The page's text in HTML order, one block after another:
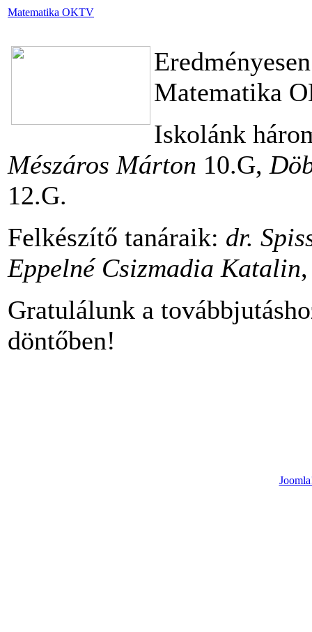
Matematika OKTV
Matematika
Iskolánk
Mészáros Márton 10.G,
12.G.
Felkészítő tanáraik: dr.
Eppelné Csizmadia Katalin
Gratulálunk a
döntőben!